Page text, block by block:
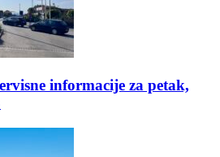
informacije za petak,